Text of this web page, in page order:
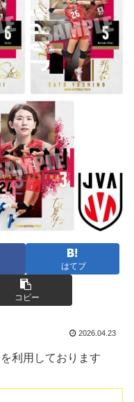
はてブ
コピー
2026.04.23
利用しております